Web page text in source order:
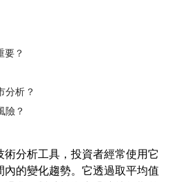
要？
分析？
險？
分析工具，投資者經常使用它
的變化趨勢。它透過取平均值